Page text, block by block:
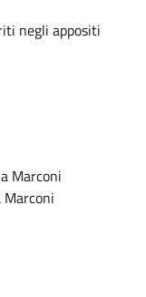
negli appositi
Marconi